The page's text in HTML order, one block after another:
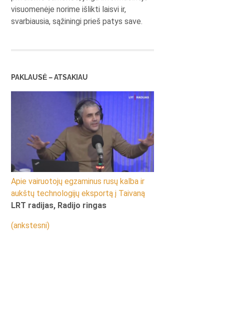
visuomenėje norime išlikti laisvi ir,
svarbiausia, sąžiningi prieš patys save.
PAKLAUSĖ – ATSAKIAU
Apie vairuotojų egzaminus rusų kalba ir
aukštų technologijų eksportą į Taivaną
LRT radijas, Radijo ringas
(ankstesni)